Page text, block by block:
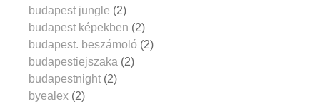
budapest jungle (2)
budapest képekben (2)
budapest. beszámoló (2)
budapestiejszaka (2)
budapestnight (2)
byealex (2)